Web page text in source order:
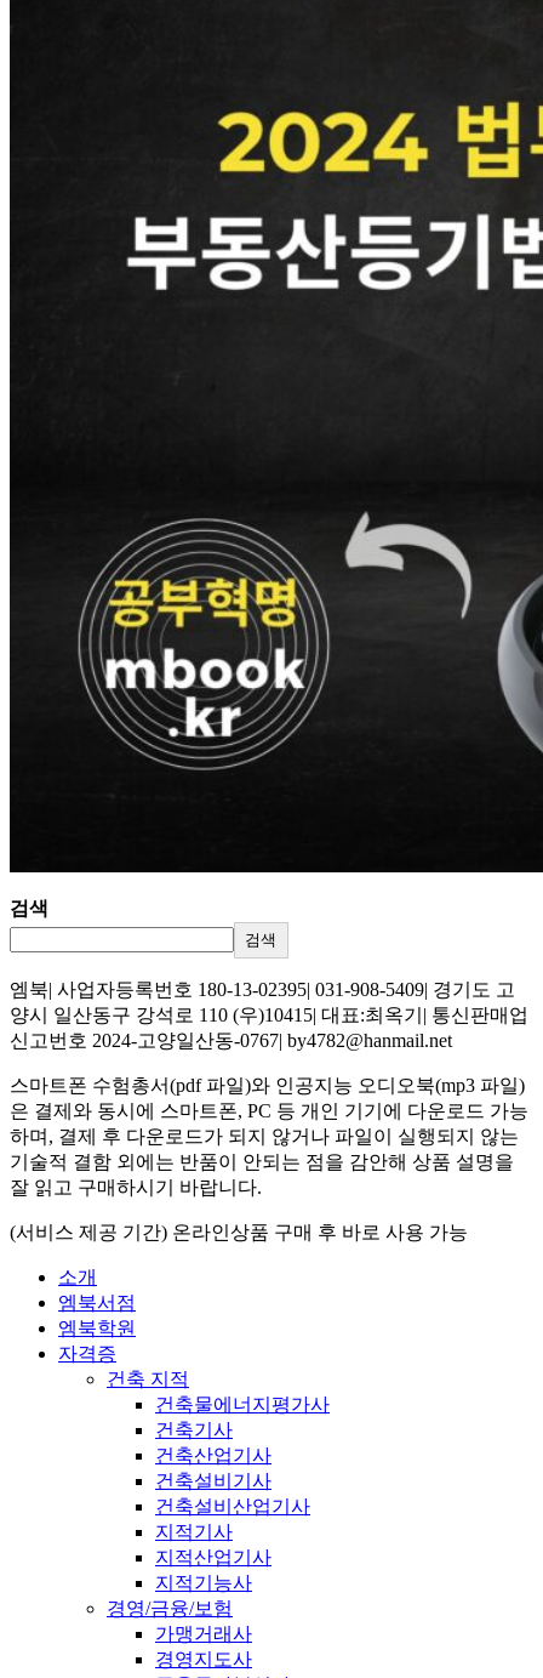
검색
검색
엠북| 사업자등록번호 180-13-02395| 031-908-5409| 경기도 고
양시 일산동구 강석로 110 (우)10415| 대표:최옥기| 통신판매업
신고번호 2024-고양일산동-0767| by4782@hanmail.net
스마트폰 수험총서(pdf 파일)와 인공지능 오디오북(mp3 파일)
은 결제와 동시에 스마트폰, PC 등 개인 기기에 다운로드 가능
하며, 결제 후 다운로드가 되지 않거나 파일이 실행되지 않는
기술적 결함 외에는 반품이 안되는 점을 감안해 상품 설명을
잘 읽고 구매하시기 바랍니다.
(서비스 제공 기간) 온라인상품 구매 후 바로 사용 가능
소개
엠북서점
엠북학원
자격증
건축 지적
건축물에너지평가사
건축기사
건축산업기사
건축설비기사
건축설비산업기사
지적기사
지적산업기사
지적기능사
경영/금융/보험
가맹거래사
경영지도사